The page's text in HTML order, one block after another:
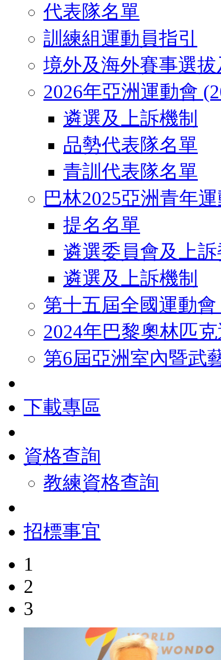
代表隊名單
訓練組運動員指引
境外及海外賽事選
2026年亞洲運動會
遴選及上訴機制
品勢代表隊名單
青訓代表隊名單
巴林2025亞洲青年
提名名單
遴選委員會及上
遴選及上訴機制
第十五屆全國運動
2024年巴黎奧林匹
第6屆亞洲室內暨武
下載專區
資格查詢
教練資格查詢
招標事宜
1
2
3